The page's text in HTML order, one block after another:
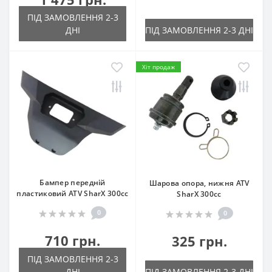
ПІД ЗАМОВЛЕННЯ 2-3
ДНІ
ПІД ЗАМОВЛЕННЯ 2-3 ДНІ
Бампер передній
пластиковий ATV SharX 300сс
0
710 грн.
ПІД ЗАМОВЛЕННЯ 2-3
Хіт продаж
Шарова опора, нижня ATV
SharX 300сс
0
325 грн.